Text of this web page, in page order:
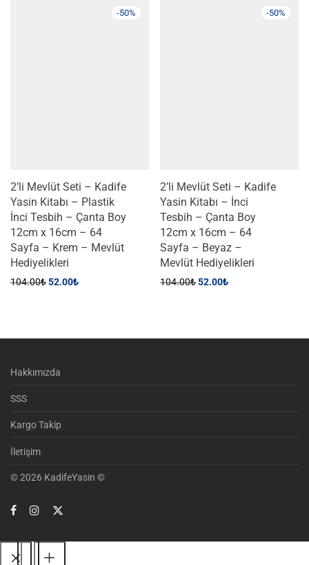
-50%
2’li Mevlüt Seti – Kadife
Yasin Kitabı – Plastik
İnci Tesbih – Çanta Boy
12cm x 16cm – 64
Sayfa – Krem – Mevlüt
Hediyelikleri
104.00₺52.00₺
-50%
2’li Mevlüt Seti – Kadife
Yasin Kitabı – İnci
Tesbih – Çanta Boy
12cm x 16cm – 64
Sayfa – Beyaz –
Mevlüt Hediyelikleri
104.00₺52.00₺
Hakkımızda
SSS
Kargo Takip
İletişim
© 2026 KadifeYasin ©